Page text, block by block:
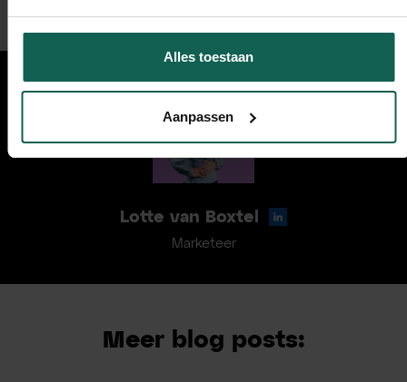
Alles toestaan
Aanpassen
Lotte van Boxtel
Marketeer
Meer blog posts: